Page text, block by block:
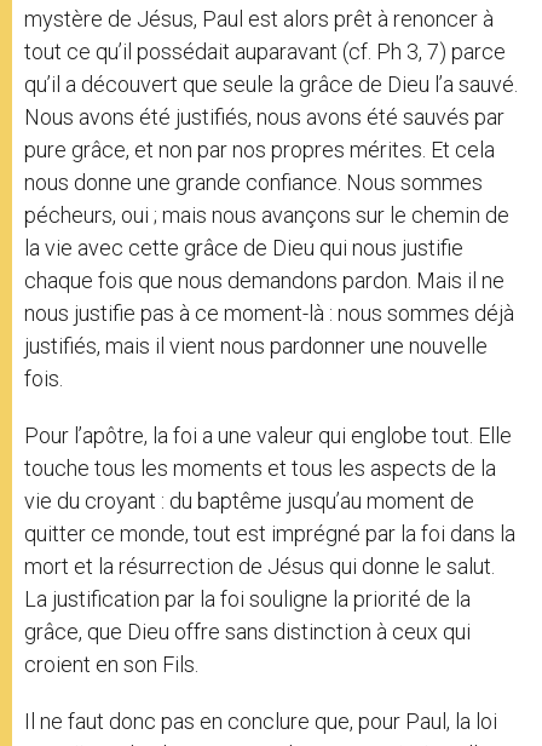
mystère de Jésus, Paul est alors prêt à renoncer à
tout ce qu’il possédait auparavant (cf. Ph 3, 7) parce
qu’il a découvert que seule la grâce de Dieu l’a sauvé.
Nous avons été justifiés, nous avons été sauvés par
pure grâce, et non par nos propres mérites. Et cela
nous donne une grande confiance. Nous sommes
pécheurs, oui ; mais nous avançons sur le chemin de
la vie avec cette grâce de Dieu qui nous justifie
chaque fois que nous demandons pardon. Mais il ne
nous justifie pas à ce moment-là : nous sommes déjà
justifiés, mais il vient nous pardonner une nouvelle
fois.
Pour l’apôtre, la foi a une valeur qui englobe tout. Elle
touche tous les moments et tous les aspects de la
vie du croyant : du baptême jusqu’au moment de
quitter ce monde, tout est imprégné par la foi dans la
mort et la résurrection de Jésus qui donne le salut.
La justification par la foi souligne la priorité de la
grâce, que Dieu offre sans distinction à ceux qui
croient en son Fils.
Il ne faut donc pas en conclure que, pour Paul, la loi